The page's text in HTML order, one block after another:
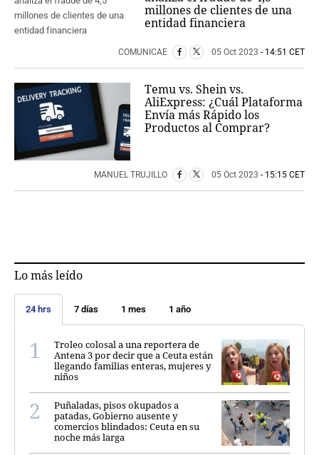
millones de clientes de una
entidad financiera
COMUNICAE 05 Oct 2023 - 14:51 CET
Temu vs. Shein vs.
AliExpress: ¿Cuál Plataforma
Envía más Rápido los
Productos al Comprar?
MANUEL TRUJILLO 05 Oct 2023 - 15:15 CET
Lo más leído
24 hrs 7 días 1 mes 1 año
Troleo colosal a una reportera de
Antena 3 por decir que a Ceuta están
llegando familias enteras, mujeres y
niños
Puñaladas, pisos okupados a
patadas, Gobierno ausente y
comercios blindados: Ceuta en su
noche más larga